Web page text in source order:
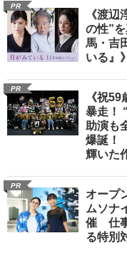
PR
《渡
の性”
馬・吉
いる』》
PR
《祝
暴走！
助演も
爆誕！
輝いた
PR
オープ
ムソナ
催 仕
る特別